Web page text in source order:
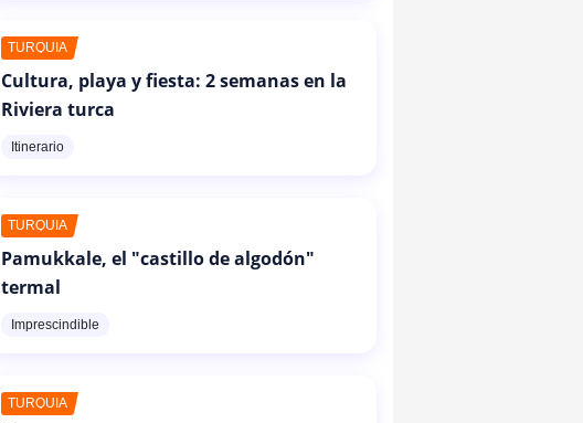
TURQUÍA
Cultura, playa y fiesta: 2 semanas en la
Riviera turca
Itinerario
TURQUÍA
Pamukkale, el "castillo de algodón"
termal
Imprescindible
TURQUÍA